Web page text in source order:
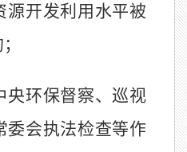
源开发利用水平被
央环保督察、巡视
委会执法检查等作